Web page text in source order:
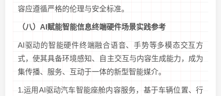
容应遵循严格的伦理与安全标准。
（八） AI赋能智能信息终端硬件场景实践参考
AI驱动的智能硬件终端融合语音、手势等多模态交互方
式，使其具备环境感知、自主交互与内容生成能力，成为
集传播、服务、互动于一体的新型智能媒介。
1.运用AI驱动汽车智能座舱内容服务，基于车辆位置、行